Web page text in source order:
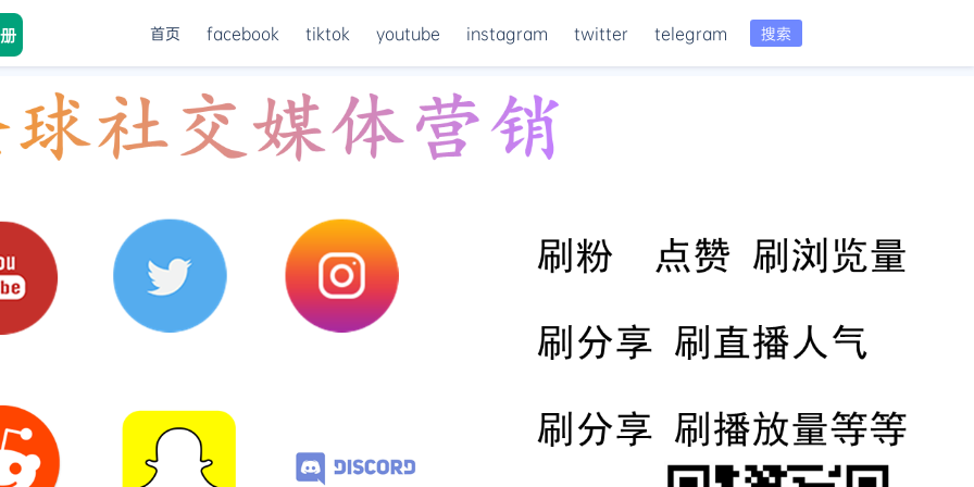
搜索
首页 facebook tiktok youtube instagram twitter telegram